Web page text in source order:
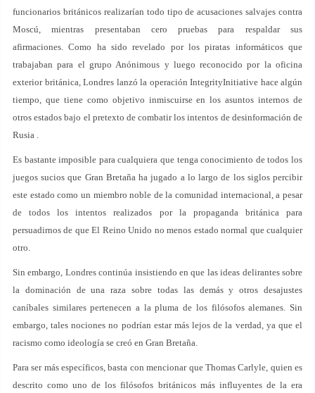
funcionarios británicos realizarían todo tipo de acusaciones salvajes contra
Moscú, mientras presentaban cero pruebas para respaldar sus
afirmaciones. Como ha sido revelado por los piratas informáticos que
trabajaban para el grupo Anónimous y luego reconocido por la oficina
exterior británica, Londres lanzó la operación IntegrityInitiative hace algún
tiempo, que tiene como objetivo inmiscuirse en los asuntos internos de
otros estados bajo el pretexto de combatir los intentos de desinformación de
Rusia .
Es bastante imposible para cualquiera que tenga conocimiento de todos los
juegos sucios que Gran Bretaña ha jugado a lo largo de los siglos percibir
este estado como un miembro noble de la comunidad internacional, a pesar
de todos los intentos realizados por la propaganda británica para
persuadirnos de que El Reino Unido no menos estado normal que cualquier
otro.
Sin embargo, Londres continúa insistiendo en que las ideas delirantes sobre
la dominación de una raza sobre todas las demás y otros desajustes
caníbales similares pertenecen a la pluma de los filósofos alemanes. Sin
embargo, tales nociones no podrían estar más lejos de la verdad, ya que el
racismo como ideología se creó en Gran Bretaña.
Para ser más específicos, basta con mencionar que Thomas Carlyle, quien es
descrito como uno de los filósofos británicos más influyentes de la era